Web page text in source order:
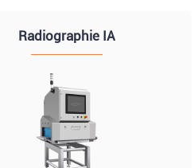
Radiographie IA